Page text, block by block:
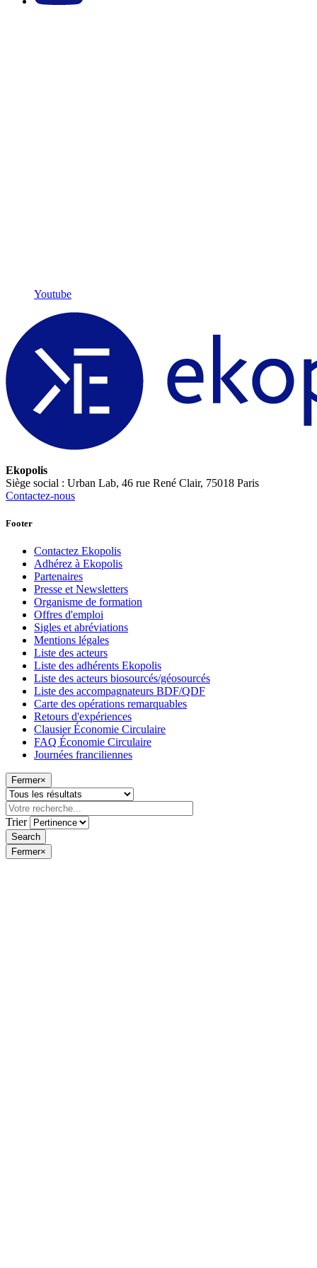
Youtube
Ekopolis
Siège social : Urban Lab, 46 rue René Clair, 75018 Paris
Contactez-nous
Footer
Contactez Ekopolis
Adhérez à Ekopolis
Partenaires
Presse et Newsletters
Organisme de formation
Offres d'emploi
Sigles et abréviations
Mentions légales
Liste des acteurs
Liste des adhérents Ekopolis
Liste des acteurs biosourcés/géosourcés
Liste des accompagnateurs BDF/QDF
Carte des opérations remarquables
Retours d'expériences
Clausier Économie Circulaire
FAQ Économie Circulaire
Journées franciliennes
Fermer×
Trier
Fermer×